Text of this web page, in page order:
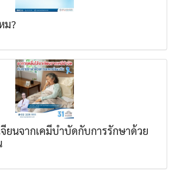
ม?
ยนจากเคมีบำบัดกับการรักษาด้วย